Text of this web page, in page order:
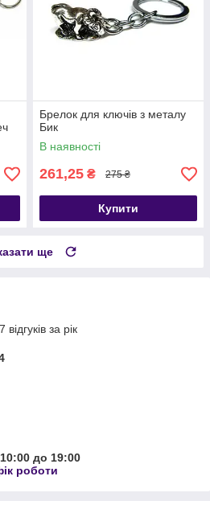
Брелок для ключів з металу
Бик
В наявності
261,25 ₴ 275 ₴
Купити
ще
за рік
до 19:00
роботи